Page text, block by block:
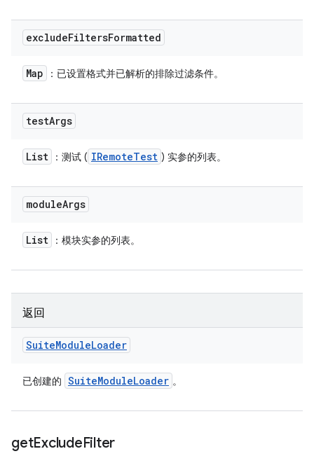
excludeFiltersFormatted
Map ：已设置格式并已解析的排除过滤条件。
testArgs
List ：测试 ( IRemoteTest ) 实参的列表。
moduleArgs
List ：模块实参的列表。
返回
SuiteModuleLoader
已创建的 SuiteModuleLoader 。
getExcludeFilter